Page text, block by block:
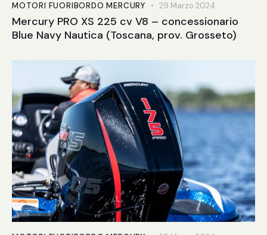
MOTORI FUORIBORDO MERCURY 29 Marzo 2024
Mercury PRO XS 225 cv V8 – concessionario
Blue Navy Nautica (Toscana, prov. Grosseto)